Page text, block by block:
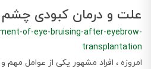
علت و درمان کبودی چشم
of-eye-bruising-after-eyebrow-
transplantation
امروزه ، افراد مشهور یکی از عوامل مهم